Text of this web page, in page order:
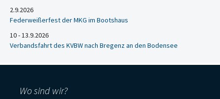
2.9.2026
Federweißerfest der MKG im Bootshaus
10 - 13.9.2026
Verbandsfahrt des KVBW nach Bregenz an den Bodensee
Wo sind wir?